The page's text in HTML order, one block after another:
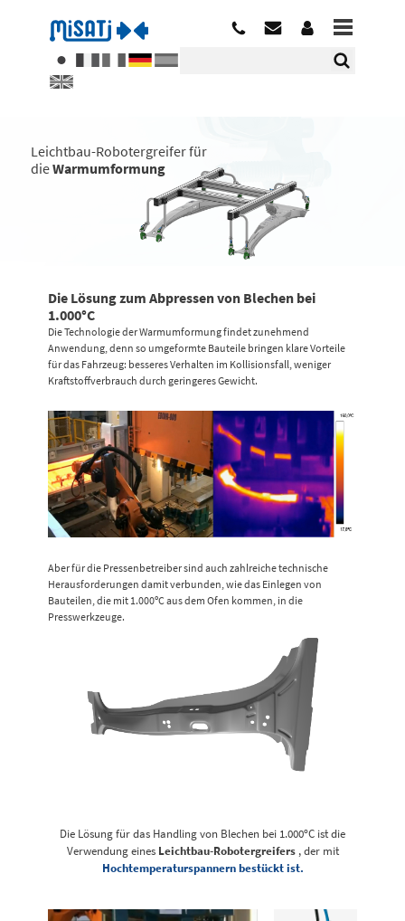
Leichtbau-Robotergreifer für
dieWarmumformung
Die Lösung zum Abpressen von Blechen bei
1.000°C
Die Technologie der Warmumformung findet zunehmend
Anwendung, denn so umgeformte Bauteile bringen klare Vorteile
für das Fahrzeug: besseres Verhalten im Kollisionsfall, weniger
Kraftstoffverbrauch durch geringeres Gewicht.
Aber für die Pressenbetreiber sind auch zahlreiche technische
Herausforderungen damit verbunden, wie das Einlegen von
Bauteilen, die mit 1.000ºC aus dem Ofen kommen, in die
Presswerkzeuge.
Die Lösung für das Handling von Blechen bei 1.000ºC ist die
Verwendung eines Leichtbau-Robotergreifers , der mit
Hochtemperaturspannern bestückt ist.